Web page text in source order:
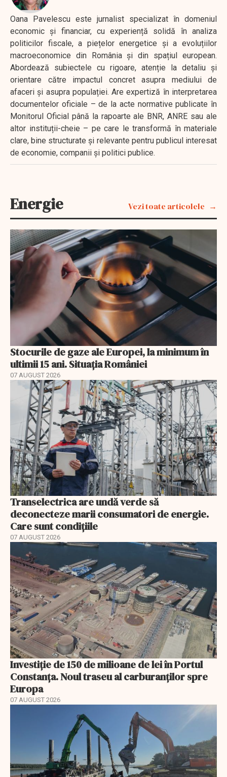
Oana Pavelescu este jurnalist specializat în domeniul
economic și financiar, cu experiență solidă în analiza
politicilor fiscale, a piețelor energetice și a evoluțiilor
macroeconomice din România și din spațiul european.
Abordează subiectele cu rigoare, atenție la detaliu și
orientare către impactul concret asupra mediului de
afaceri și asupra populației. Are expertiză în interpretarea
documentelor oficiale – de la acte normative publicate în
Monitorul Oficial până la rapoarte ale BNR, ANRE sau ale
altor instituții-cheie – pe care le transformă în materiale
clare, bine structurate și relevante pentru publicul interesat
de economie, companii și politici publice.
Energie Vezi toate articolele
Stocurile de gaze ale Europei, la minimum în
ultimii 15 ani. Situația României
07 AUGUST 2026
Transelectrica are undă verde să
deconecteze marii consumatori de energie.
Care sunt condițiile
07 AUGUST 2026
Investiție de 150 de milioane de lei în Portul
Constanța. Noul traseu al carburanților spre
Europa
07 AUGUST 2026